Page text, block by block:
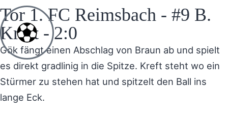
Tor 1. FC Reimsbach - #9 B.
Kreft - 2:0
Gök fängt einen Abschlag von Braun ab und spielt
es direkt gradlinig in die Spitze. Kreft steht wo ein
Stürmer zu stehen hat und spitzelt den Ball ins
lange Eck.